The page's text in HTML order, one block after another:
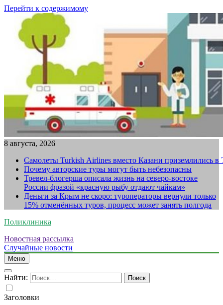
Перейти к содержимому
8 августа, 2026
Самолеты Turkish Airlines вместо Казани приземлились в
Почему авторские туры могут быть небезопасны
Тревел-блогерша описала жизнь на северо-востоке
России фразой «красную рыбу отдают чайкам»
Деньги за Крым не скоро: туроператоры вернули только
15% отменённых туров, процесс может занять полгода
Поликлиника
Новостная рассылка
Случайные новости
Меню
Найти:
Заголовки